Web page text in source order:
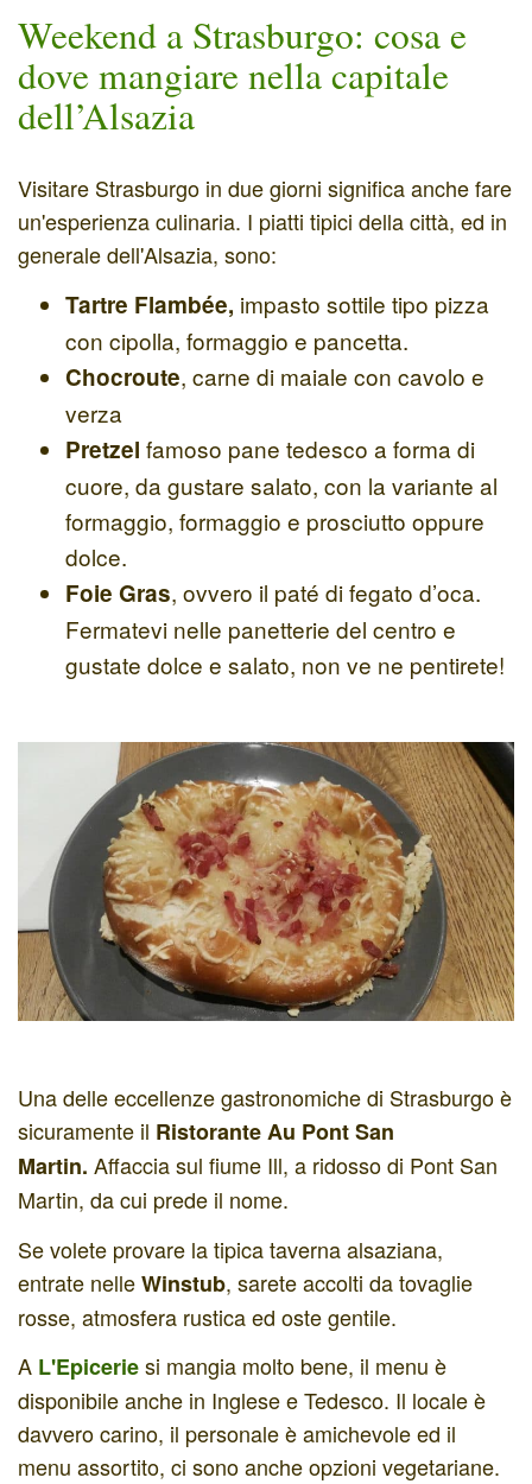
Weekend a Strasburgo: cosa e
dove mangiare nella capitale
dell’Alsazia
Visitare Strasburgo in due giorni significa anche fare
un'esperienza culinaria. I piatti tipici della città, ed in
generale dell'Alsazia, sono:
Tartre Flambée, impasto sottile tipo pizza
con cipolla, formaggio e pancetta.
Chocroute, carne di maiale con cavolo e
verza
Pretzel famoso pane tedesco a forma di
cuore, da gustare salato, con la variante al
formaggio, formaggio e prosciutto oppure
dolce.
Foie Gras, ovvero il paté di fegato d’oca.
Fermatevi nelle panetterie del centro e
gustate dolce e salato, non ve ne pentirete!
Una delle eccellenze gastronomiche di Strasburgo è
sicuramente il Ristorante Au Pont San
Martin. Affaccia sul fiume Ill, a ridosso di Pont San
Martin, da cui prede il nome.
Se volete provare la tipica taverna alsaziana,
entrate nelleWinstub, sarete accolti da tovaglie
rosse, atmosfera rustica ed oste gentile.
A L'Epiceriesi mangia molto bene, il menu è
disponibile anche in Inglese e Tedesco. Il locale è
davvero carino, il personale è amichevole ed il
menu assortito, ci sono anche opzioni vegetariane.